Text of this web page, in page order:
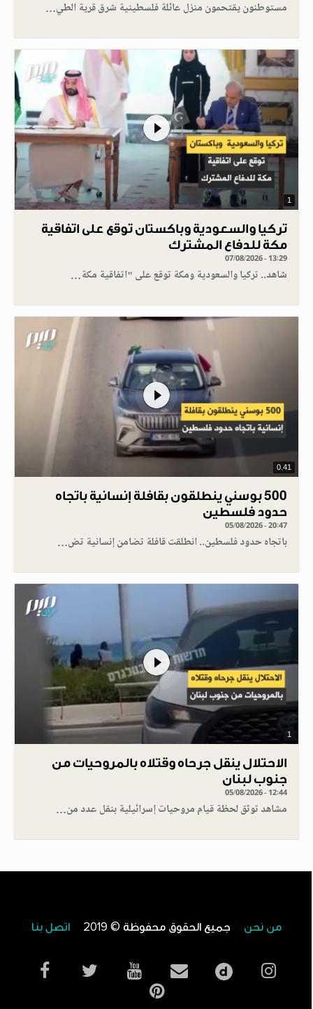
مستوطنون يقتحمون منزل عائلة فلسطينية شرق قرية الطي…
1
تركيا والسعودية وباكستان توقع على اتفاقية
مكة للدفاع المشترك
07/08/2026 - 13:29
شاهد.. تركيا والسعودية ومكة توقع على "اتفاقية مكة…
0.41
500 بوسني ينطلقون بقافلة إنسانية باتجاه
حدود فلسطين
05/08/2026 - 20:47
باتجاه حدود فلسطين.. انطلقت قافلة تضامن إنسانية تض…
1
الاحتلال ينقل جرحاه وقتلاه بالمروحيات من
جنوب لبنان
05/08/2026 - 12:44
مشاهد توثق لحظة قيام مروحيات إسرائيلية بنقل عدد من…
من نحن جميع الحقوق محفوظة © 2019 اتصل بنا